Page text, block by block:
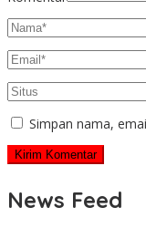
Simpan nama,
News Feed